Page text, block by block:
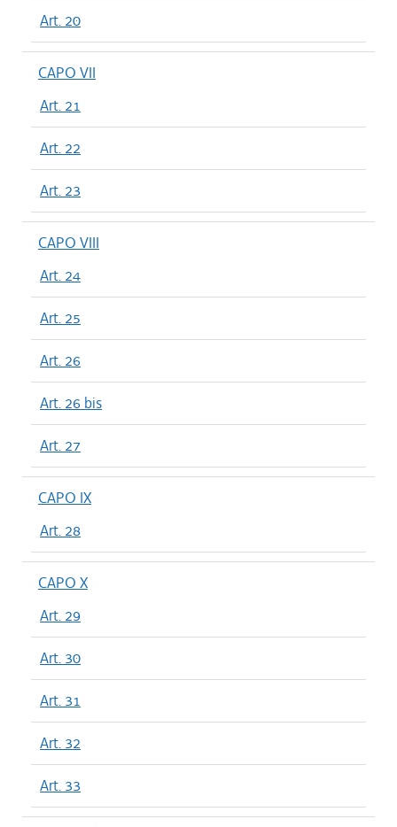
Art. 20
CAPO VII
Art. 21
Art. 22
Art. 23
CAPO VIII
Art. 24
Art. 25
Art. 26
Art. 26 bis
Art. 27
CAPO IX
Art. 28
CAPO X
Art. 29
Art. 30
Art. 31
Art. 32
Art. 33